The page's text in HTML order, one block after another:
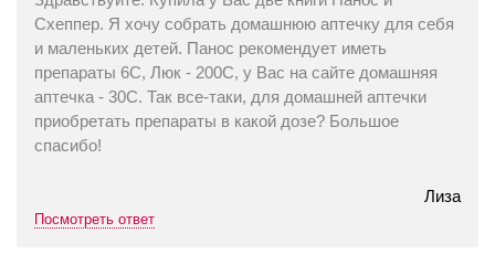
Схеппер. Я хочу собрать домашнюю аптечку для себя
и маленьких детей. Панос рекомендует иметь
препараты 6С, Люк - 200С, у Вас на сайте домашняя
аптечка - 30С. Так все-таки, для домашней аптечки
приобретать препараты в какой дозе? Большое
спасибо!
Лиза
Посмотреть ответ